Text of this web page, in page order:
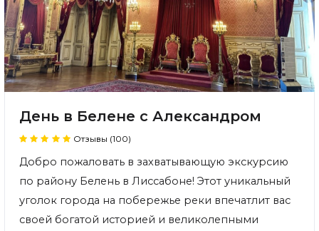
День в Белене с Александром
Отзывы (100)
Добро пожаловать в захватывающую экскурсию
по району Белень в Лиссабоне! Этот уникальный
уголок города на побережье реки впечатлит вас
своей богатой историей и великолепными